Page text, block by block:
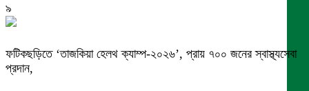
৯
ফটিকছড়িতে ‘তাজকিয়া হেলথ ক্যাম্প-২০২৬’, প্রায় ৭০০ জনের স্বাস্থ্যসেবা
প্রদান,